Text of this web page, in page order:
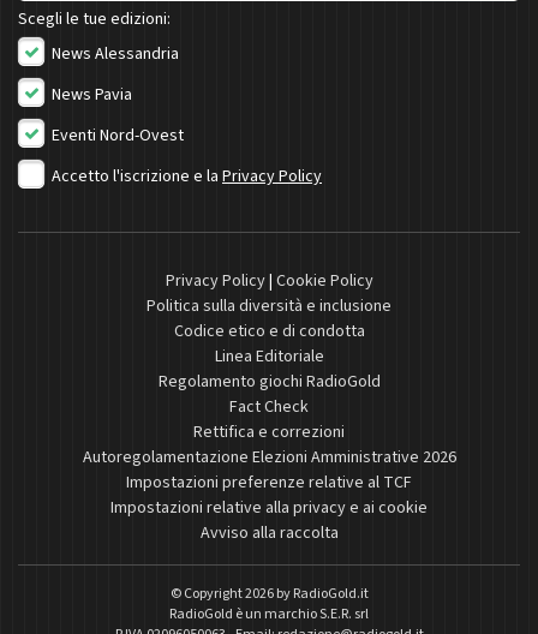
Scegli le tue edizioni:
News Alessandria
News Pavia
Eventi Nord-Ovest
Accetto l'iscrizione e la Privacy Policy
Privacy Policy| Cookie Policy
Politica sulla diversità e inclusione
Codice etico e di condotta
Linea Editoriale
Regolamento giochi RadioGold
Fact Check
Rettifica e correzioni
Autoregolamentazione Elezioni Amministrative 2026
Impostazioni preferenze relative al TCF
Impostazioni relative alla privacy e ai cookie
Avviso alla raccolta
© Copyright 2026 byRadioGold.it
RadioGold è un marchio S.E.R. srl